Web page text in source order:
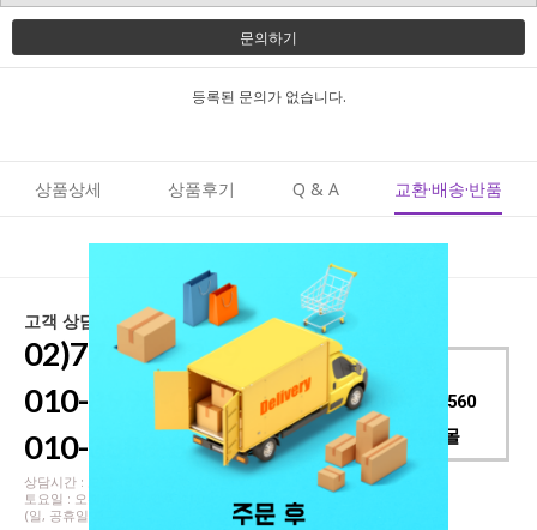
문의하기
등록된 문의가 없습니다.
상품상세 상품후기 Q & A 교환·배송·반품
고객 상담 센터
02)776-1148~9
010-8998-0915
010-3888-8776
상담시간 : 오전 10:00 ~ 오후 7:00
토요일 : 오전 11:00 - 오후 4:00
(일, 공휴일 휴무)
001501-04-052560
(주)대한디씨몰